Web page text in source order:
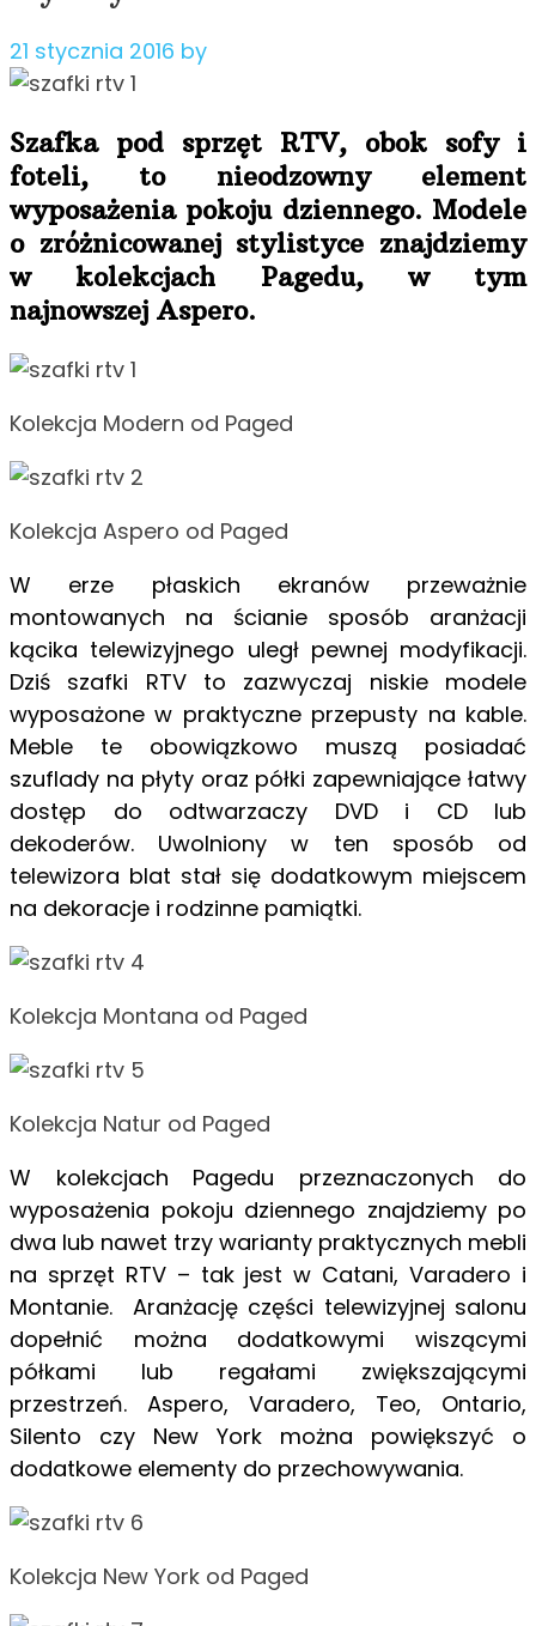
21 stycznia 2016 by
Szafka pod sprzęt RTV, obok sofy i
foteli, to nieodzowny element
wyposażenia pokoju dziennego. Modele
o zróżnicowanej stylistyce znajdziemy
w kolekcjach Pagedu, w tym
najnowszej Aspero.
Kolekcja Modern od Paged
Kolekcja Aspero od Paged
W erze płaskich ekranów przeważnie
montowanych na ścianie sposób aranżacji
kącika telewizyjnego uległ pewnej modyfikacji.
Dziś szafki RTV to zazwyczaj niskie modele
wyposażone w praktyczne przepusty na kable.
Meble te obowiązkowo muszą posiadać
szuflady na płyty oraz półki zapewniające łatwy
dostęp do odtwarzaczy DVD i CD lub
dekoderów. Uwolniony w ten sposób od
telewizora blat stał się dodatkowym miejscem
na dekoracje i rodzinne pamiątki.
Kolekcja Montana od Paged
Kolekcja Natur od Paged
W kolekcjach Pagedu przeznaczonych do
wyposażenia pokoju dziennego znajdziemy po
dwa lub nawet trzy warianty praktycznych mebli
na sprzęt RTV – tak jest w Catani, Varadero i
Montanie. Aranżację części telewizyjnej salonu
dopełnić można dodatkowymi wiszącymi
półkami lub regałami zwiększającymi
przestrzeń. Aspero, Varadero, Teo, Ontario,
Silento czy New York można powiększyć o
dodatkowe elementy do przechowywania.
Kolekcja New York od Paged